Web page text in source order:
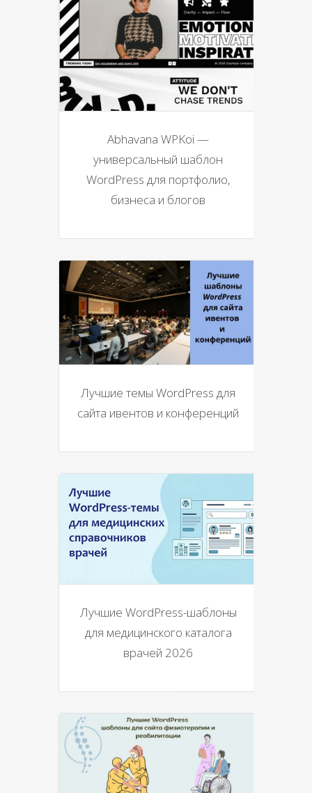
Abhavana WPKoi —
универсальный шаблон
WordPress для портфолио,
бизнеса и блогов
Лучшие темы WordPress для
сайта ивентов и конференций
Лучшие WordPress-шаблоны
для медицинского каталога
врачей 2026